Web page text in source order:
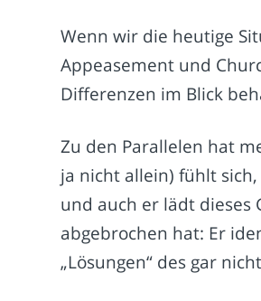
Wenn wir die heutige
Appeasement und
Differenzen im Blick
Zu den Parallelen hat
ja nicht allein) fühlt
und auch er lädt dieses
abgebrochen hat: Er
„Lösungen“ des gar